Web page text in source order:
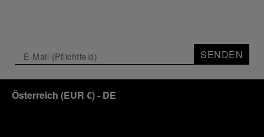
SENDEN
Österreich (EUR €)- DE